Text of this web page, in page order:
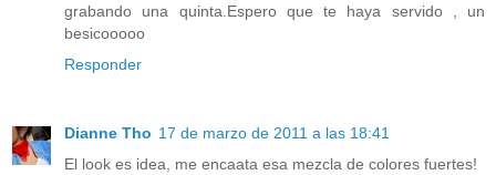
grabando una quinta.Espero que te haya servido , un
besicooooo
Responder
Dianne Tho 17 de marzo de 2011 a las 18:41
El look es idea, me encaata esa mezcla de colores fuertes!